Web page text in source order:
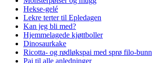
Hekse-gelé
Lekre terter til Epledagen
Kan jeg bli med?
Hjemmelagede kjøttboller
Dinosaurkake
Ricotta- og rødløkspai med sprø filo-bunn
Pai til alle anledninger